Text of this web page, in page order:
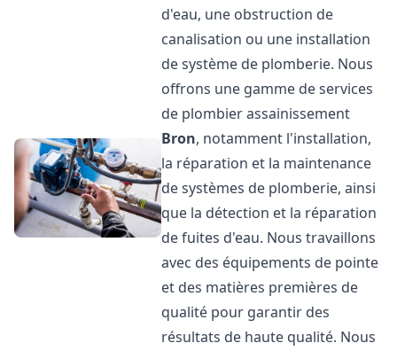
d'eau, une obstruction de
canalisation ou une installation
de système de plomberie. Nous
offrons une gamme de services
de plombier assainissement
Bron, notamment l'installation,
la réparation et la maintenance
de systèmes de plomberie, ainsi
que la détection et la réparation
de fuites d'eau. Nous travaillons
avec des équipements de pointe
et des matières premières de
qualité pour garantir des
résultats de haute qualité. Nous